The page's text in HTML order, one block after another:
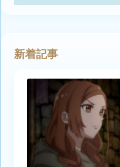
新着記事